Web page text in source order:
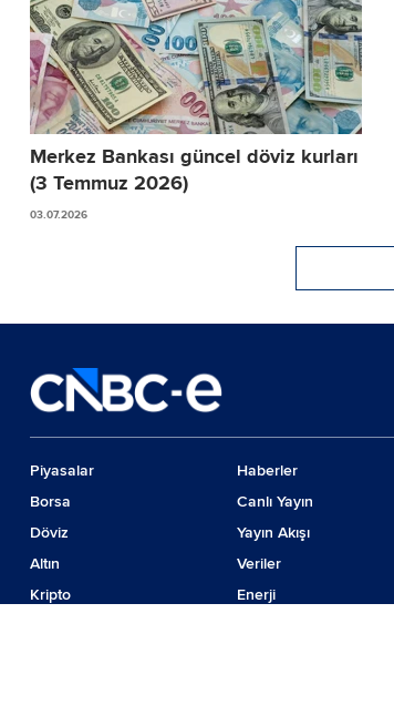
Merkez Bankası güncel döviz kurları
(3 Temmuz 2026)
03.07.2026
Piyasalar
Borsa
Döviz
Altın
Kripto
Haberler
Canlı Yayın
Yayın Akışı
Veriler
Enerji